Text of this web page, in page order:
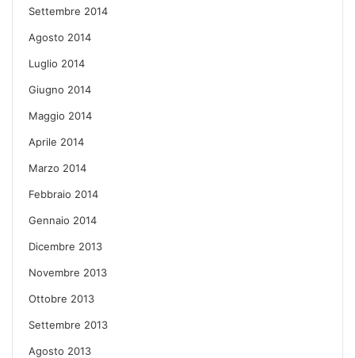
Settembre 2014
Agosto 2014
Luglio 2014
Giugno 2014
Maggio 2014
Aprile 2014
Marzo 2014
Febbraio 2014
Gennaio 2014
Dicembre 2013
Novembre 2013
Ottobre 2013
Settembre 2013
Agosto 2013